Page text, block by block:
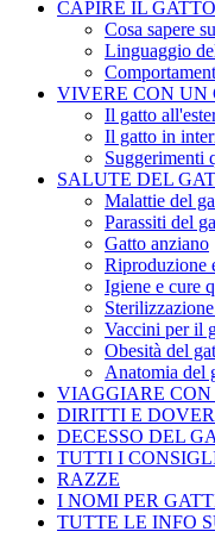
CAPIRE IL GATTO
Cosa sapere
Linguaggio
VIVERE CON UN
Il gatto
Il gatto in
Suggerimenti
SALUTE DEL
Malattie del
Parassiti del
Gatto anziano
Riproduzione
Igiene e cure
Vaccini per il
Obesità del
Anatomia del
VIAGGIARE CON
DIRITTI E
DECESSO DEL
TUTTI I
RAZZE
I NOMI PER
TUTTE LE INFO